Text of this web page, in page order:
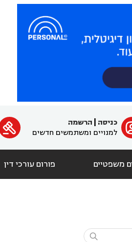
כניסה
הרשמה
למנויים ומשתמשים חדשים

משפטיים פורום עורכי דין
